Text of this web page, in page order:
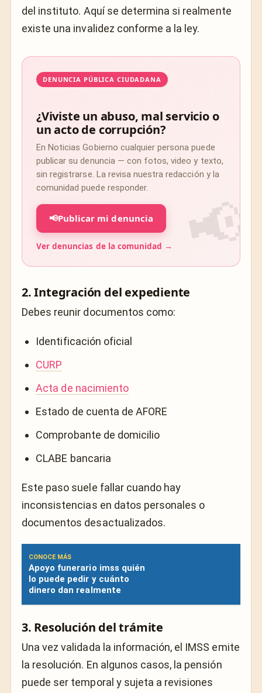
del instituto. Aquí se determina si realmente
existe una invalidez conforme a la ley.
DENUNCIA PÚBLICA CIUDADANA
¿Viviste un abuso, mal servicio o
un acto de corrupción?
En Noticias Gobierno cualquier persona puede
publicar su denuncia — con fotos, video y texto,
sin registrarse. La revisa nuestra redacción y la
comunidad puede responder.
📢Publicar mi denuncia
Ver denuncias de la comunidad →
2. Integración del expediente
Debes reunir documentos como:
Identificación oficial
CURP
Acta de nacimiento
Estado de cuenta de AFORE
Comprobante de domicilio
CLABE bancaria
Este paso suele fallar cuando hay
inconsistencias en datos personales o
documentos desactualizados.
CONOCE MÁS
Apoyo funerario imss quién
lo puede pedir y cuánto
dinero dan realmente
3. Resolución del trámite
Una vez validada la información, el IMSS emite
la resolución. En algunos casos, la pensión
puede ser temporal y sujeta a revisiones